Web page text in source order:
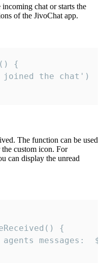
incoming chat or starts the
of the JivoChat app.
{
The function can be used
custom icon. For
can display the unread
{